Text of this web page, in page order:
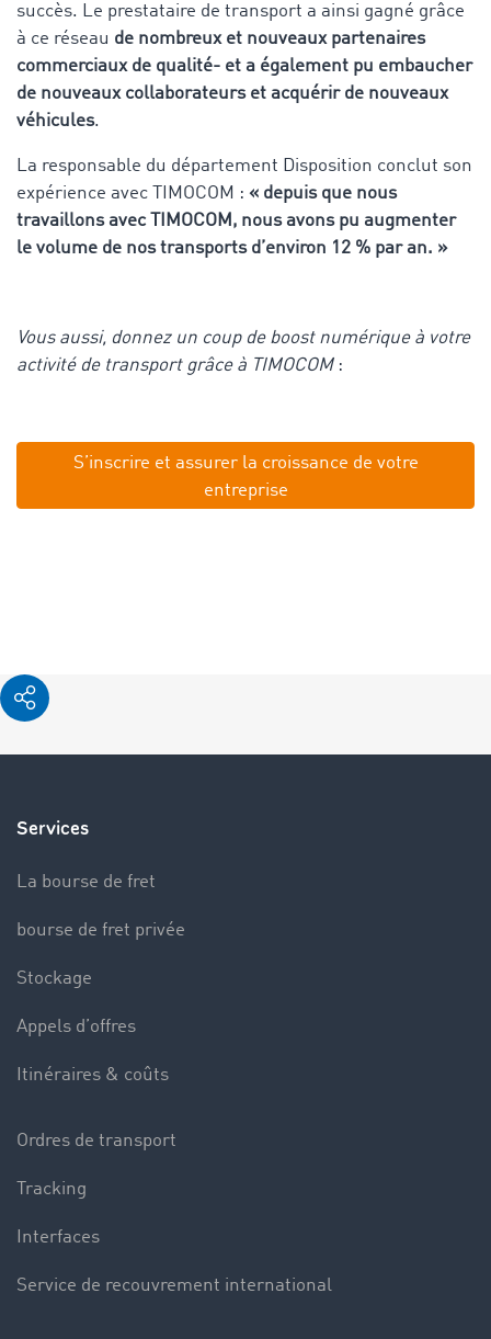
succès. Le prestataire de transport a ainsi gagné grâce
à ce réseau de nombreux et nouveaux partenaires
commerciaux de qualité- et a également pu embaucher
de nouveaux collaborateurs et acquérir de nouveaux
véhicules.
La responsable du département Disposition conclut son
expérience avec TIMOCOM : « depuis que nous
travaillons avec TIMOCOM, nous avons pu augmenter
le volume de nos transports d’environ 12 % par an. »
Vous aussi, donnez un coup de boost numérique à votre
activité de transport grâce à TIMOCOM:
S’inscrire et assurer la croissance de votre
entreprise
Services
La bourse de fret
bourse de fret privée
Stockage
Appels d’offres
Itinéraires & coûts
Ordres de transport
Tracking
Interfaces
Service de recouvrement international